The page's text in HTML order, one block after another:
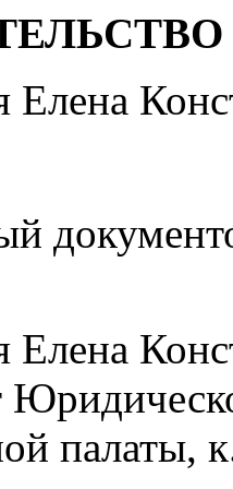
Елена
Елена
палаты,